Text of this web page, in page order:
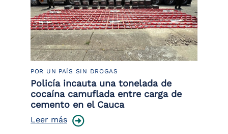
POR UN PAÍS SIN DROGAS
Policía incauta una tonelada de
cocaína camuflada entre carga de
cemento en el Cauca
Leer más